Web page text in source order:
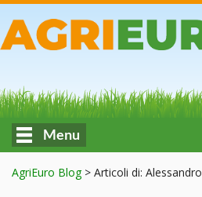
Menu
AgriEuro Blog> Articoli di: Alessandro